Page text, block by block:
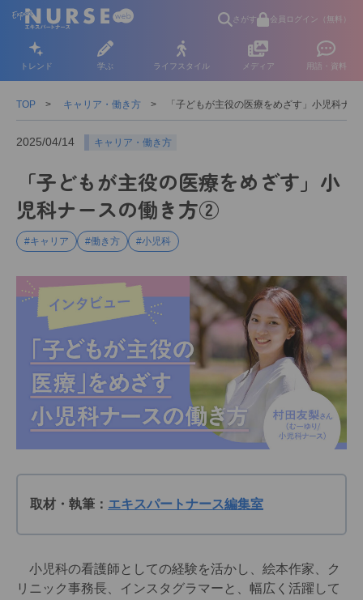
さがす 会員ログイン（無料）
トレンド 学ぶ ライフスタイル メディア 用語・資料
TOP キャリア・働き方 「子どもが主役の医療をめざす」小児科ナ
2025/04/14 キャリア・働き方
「子どもが主役の医療をめざす」小
児科ナースの働き方②
#キャリア #働き方 #小児科
取材・執筆： エキスパートナース編集室
小児科の看護師としての経験を活かし、絵本作家、ク
リニック事務長、インスタグラマーと、幅広く活躍して